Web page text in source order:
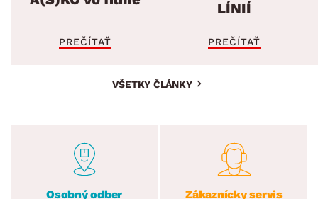
PREČÍTAŤ
LÍNIÍ
PREČÍTAŤ
VŠETKY ČLÁNKY
Osobný odber
Zákaznícky servis